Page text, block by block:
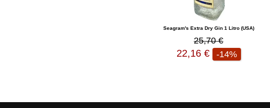
Seagram's Extra Dry Gin 1 Litro (USA)
25,70 €
22,16 € -14%
y escribir